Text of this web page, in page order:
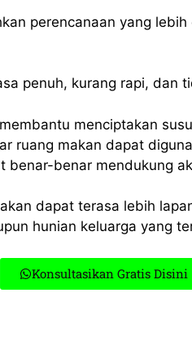
perencanaan yang
penuh, kurang rapi, dan
menciptakan
ruang makan dapat
benar mendukung
dapat terasa lebih
hunian keluarga yang
Konsultasikan Gratis Disini